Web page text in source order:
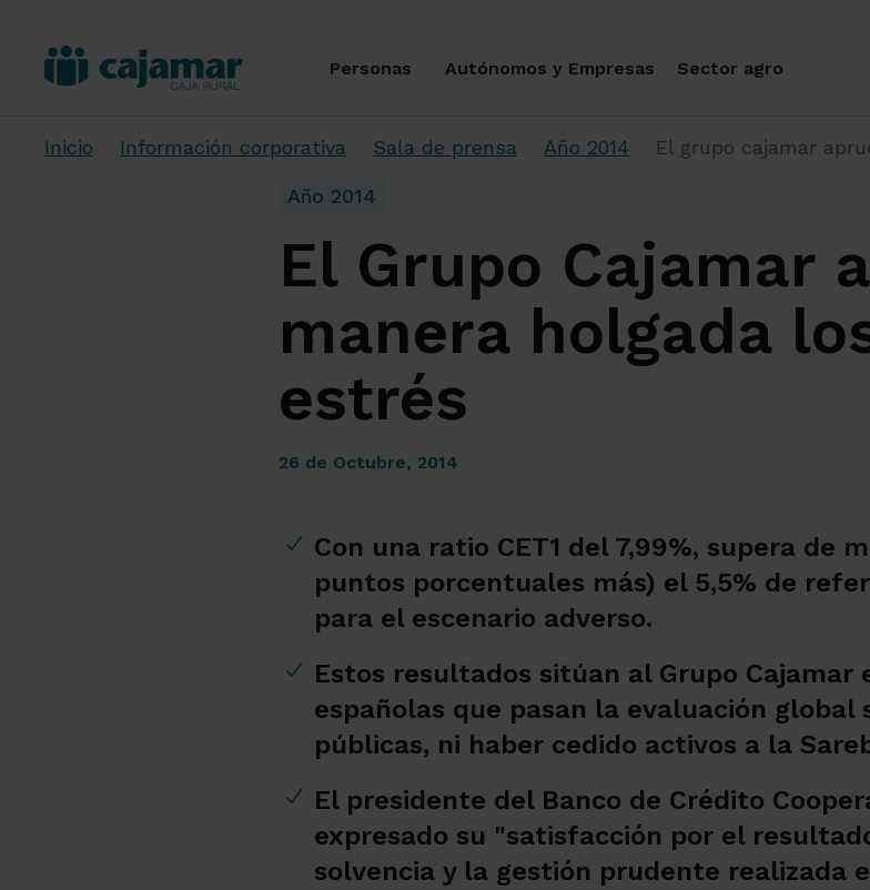
Personas Autónomos y Empresas Sector agro
Inicio Información corporativa Sala de prensa Año 2014 El grupo cajamar
Año 2014
El Grupo Cajamar
manera holgada
estrés
26 de Octubre, 2014
Con una ratio CET1 del 7,99%, supera de
puntos porcentuales más) el 5,5% de
para el escenario adverso.
Estos resultados sitúan al Grupo Cajamar
españolas que pasan la evaluación global
públicas, ni haber cedido activos a la
El presidente del Banco de Crédito
expresado su "satisfacción por el
solvencia y la gestión prudente realizada